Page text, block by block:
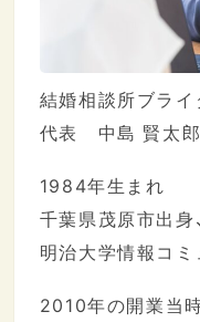
結婚相談所ブラ
代表 中島 賢太郎
1984年生まれ
千葉県茂原市出身
明治大学情報コ
2010年の開業当